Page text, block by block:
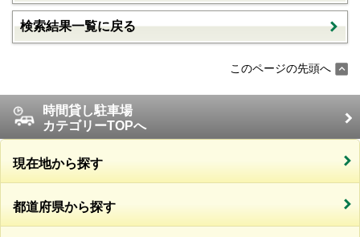
検索結果一覧に戻る
このページの先頭へ
時間貸し駐車場
カテゴリーTOPへ
現在地から探す
都道府県から探す